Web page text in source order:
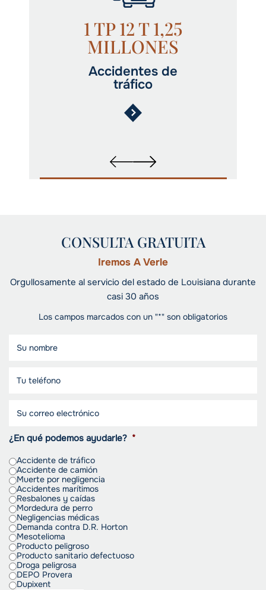
1 TP 12 T 1,25
MILLONES
Accidentes de
tráfico
CONSULTA GRATUITA
Iremos A Verle
Orgullosamente al servicio del estado de Louisiana durante
casi 30 años
Los campos marcados con un "*" son obligatorios
¿En qué podemos ayudarle? *
Accidente de tráfico
Accidente de camión
Muerte por negligencia
Accidentes marítimos
Resbalones y caídas
Mordedura de perro
Negligencias médicas
Demanda contra D.R. Horton
Mesotelioma
Producto peligroso
Producto sanitario defectuoso
Droga peligrosa
DEPO Provera
Dupixent